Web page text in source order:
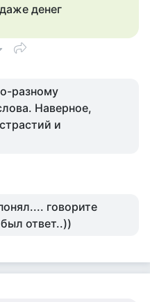
денег
разному
Наверное,
и
говорите
ответ..))